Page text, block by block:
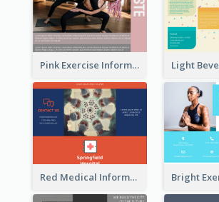
Pink Exercise Informational Brochure
Red Medical Informational Tri Fold Brochure